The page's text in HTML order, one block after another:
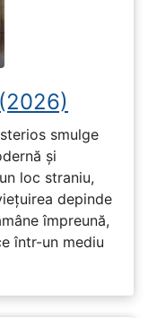
smulge
și
loc straniu,
depinde
împreună,
într-un mediu